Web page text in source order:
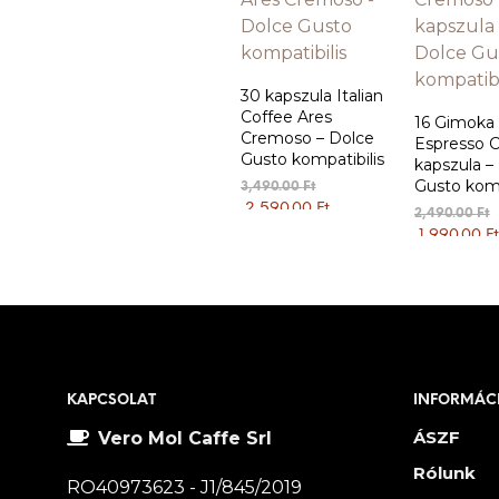
30 kapszula Italian
Coffee Ares
Cremoso – Dolce
Gusto kompatibilis
3,490.00FtOriginal
price
2,590.00 FtCurrent
16 Gimoka
Espresso
kapszula –
Gusto
2,490.00Ft
1,990.00 Ft
KAPCSOLAT
Vero Mol Caffe Srl
RO40973623 - J1/845/2019
ÁSZF
Rólunk